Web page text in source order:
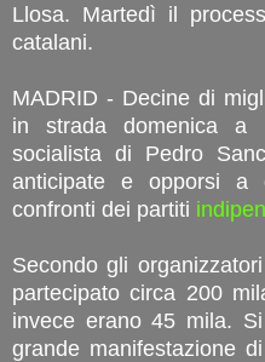
Llosa. Martedì il
catalani.
MADRID - Decine di
in strada domenica a
socialista di Pedro
anticipate e opporsi a
confronti dei partiti
Secondo gli
partecipato circa 200
invece erano 45 mila.
grande manifestazione